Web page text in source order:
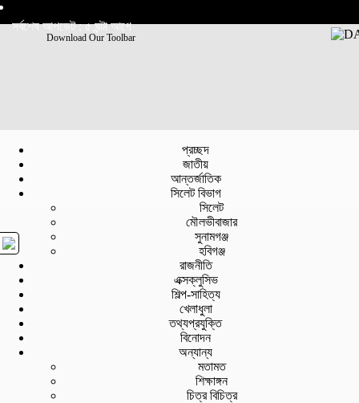
সর্বশেষ আপডেট : ৫ ঘন্টা আগে
Download Our Toolbar
প্রচ্ছদ
জাতীয়
আন্তর্জাতিক
সিলেট বিভাগ
সিলেট
মৌলভীবাজার
সুনামগঞ্জ
হবিগঞ্জ
রাজনীতি
এক্সক্লুসিভ
শিল্প-সাহিত্য
খেলাধুলা
তথ্যপ্রযুক্তি
বিনোদন
অন্যান্য
মতামত
শিক্ষাঙ্গন
চিত্র বিচিত্র